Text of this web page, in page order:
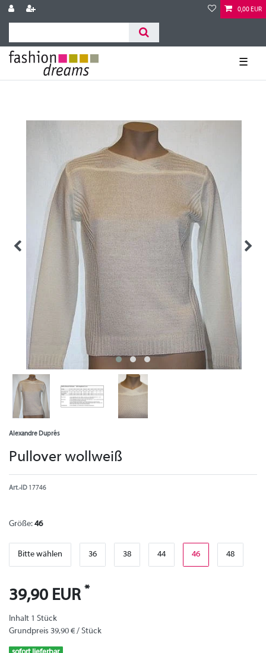
0,00 EUR
☰
Alexandre Duprés
Pullover wollweiß
Art.-ID 17746
Größe: 46
Bitte wählen 36 38 44 46 48
39,90 EUR *
Inhalt 1 Stück
Grundpreis 39,90 € / Stück